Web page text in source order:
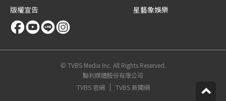
版權宣告
星藝象娛樂
© TVBS Media Inc. All Rights Reserved.
聯利媒體股份有限公司
TVBS 官網
TVBS 新聞網